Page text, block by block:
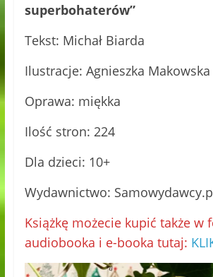
superbohaterów”
Tekst: Michał Biarda
Ilustracje: Agnieszka Makowska
Oprawa: miękka
Ilość stron: 224
Dla dzieci: 10+
Wydawnictwo:
Książkę możecie kupić także w
audiobooka i e-booka tutaj: